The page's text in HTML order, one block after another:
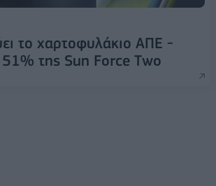
το χαρτοφυλάκιο ΑΠΕ -
της Sun Force Two